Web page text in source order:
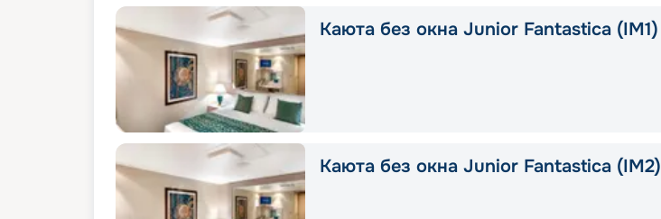
Каюта без окна Junior Fantastica (IM1)
Каюта без окна Junior Fantastica (IM2)